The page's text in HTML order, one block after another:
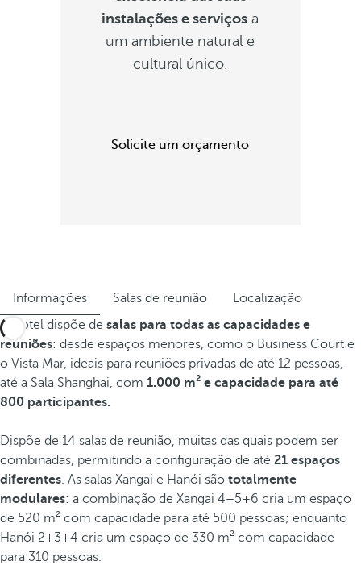
instalações e serviços a
um ambiente natural e
cultural único.
Solicite um orçamento
Informações Salas de reunião
Localização
O hotel dispõe de salas para todas as capacidades e
reuniões: desde espaços menores, como o Business Court e
o Vista Mar, ideais para reuniões privadas de até 12 pessoas,
até a Sala Shanghai, com 1.000 m² e capacidade para até
800 participantes.
Dispõe de 14 salas de reunião, muitas das quais podem ser
combinadas, permitindo a configuração de até 21 espaços
diferentes. As salas Xangai e Hanói são totalmente
modulares: a combinação de Xangai 4+5+6 cria um espaço
de 520 m² com capacidade para até 500 pessoas; enquanto
Hanói 2+3+4 cria um espaço de 330 m² com capacidade
para 310 pessoas.